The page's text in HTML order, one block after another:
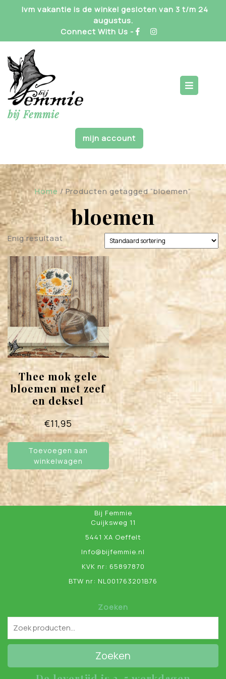
Ivm vakantie is de winkel gesloten van 3 t/m 24
augustus.
Connect With Us -
bij Femmie
mijn account
Home / Producten getagged “bloemen”
bloemen
Enig resultaat
Thee mok gele
bloemen met zeef
en deksel
€11,95
Toevoegen aan
winkelwagen
Bij Femmie
Cuijksweg 11
5441 XA Oeffelt
Info@bijfemmie.nl
KVK nr: 65897870
BTW nr: NL001763201B76
Zoeken
Zoeken